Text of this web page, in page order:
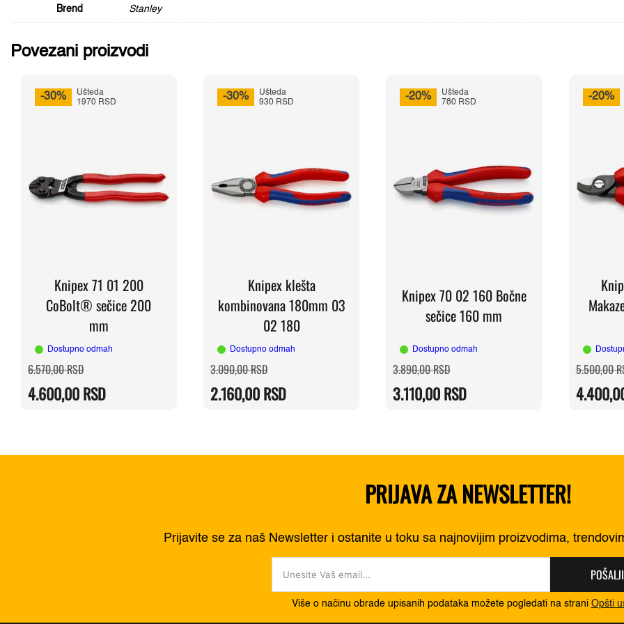
Brend Stanley
Povezani proizvodi
-30%
Ušteda
1970 RSD
Knipex 71 01 200
CoBolt® sečice 200
mm
Dostupno odmah
6.570,00RSDOriginalna
cena
bila:
6.570,00 RSD.
4.600,00RSD
Trenutna
cena
4.600,00 RSD.
-30%
Ušteda
930 RSD
Knipex klešta
kombinovana 180mm 03
02 180
Dostupno odmah
3.090,00RSDOriginalna
cena
bila:
3.090,00 RSD.
2.160,00RSD
Trenutna
cena
2.160,00 RSD.
-20%
Ušteda
780 RSD
Knipex 70 02 160 Bočne
sečice 160 mm
Dostupno odmah
3.890,00RSDOriginalna
cena
bila:
3.890,00 RSD.
3.110,00RSD
Trenutna
cena
3.110,00 RSD.
-20%
5.500,00
PRIJAVA ZA NEWSLETTER!
Prijavite se za naš Newsletter i ostanite u toku sa najnovijim proizvodima,
POŠALJI
Više o načinu obrade upisanih podataka možete pogledati na strani Opšti